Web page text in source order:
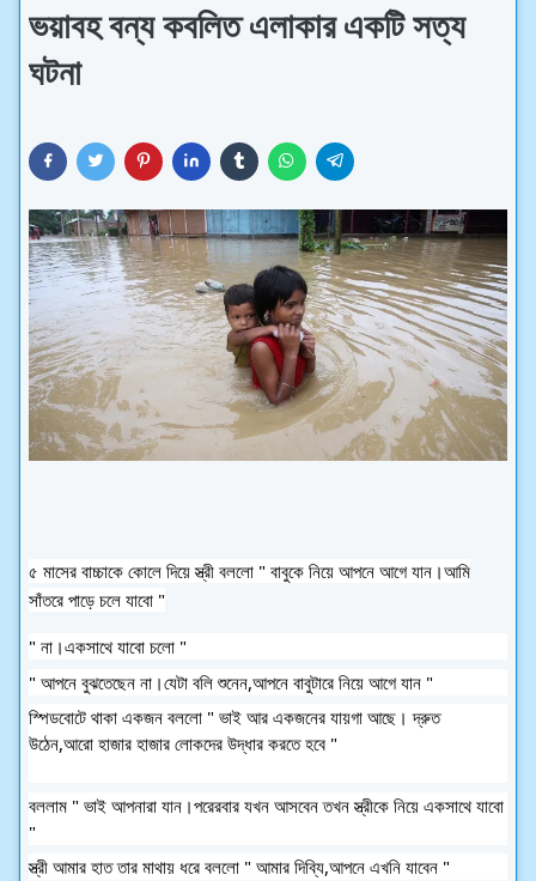
ভয়াবহ বন্য কবলিত এলাকার একটি সত্য
ঘটনা
৫ মাসের বাচ্চাকে কোলে দিয়ে স্ত্রী বললো " বাবুকে নিয়ে আপনে আগে যান।আমি
সাঁতরে পাড়ে চলে যাবো "
" না।একসাথে যাবো চলো "
" আপনে বুঝতেছেন না।যেটা বলি শুনেন,আপনে বাবুটারে নিয়ে আগে যান "
স্পিডবোটে থাকা একজন বললো " ভাই আর একজনের যায়গা আছে। দ্রুত
উঠেন,আরো হাজার হাজার লোকদের উদ্ধার করতে হবে "
বললাম " ভাই আপনারা যান।পরেরবার যখন আসবেন তখন স্ত্রীকে নিয়ে একসাথে যাবো
"
স্ত্রী আমার হাত তার মাথায় ধরে বললো " আমার দিব্যি,আপনে এখনি যাবেন "